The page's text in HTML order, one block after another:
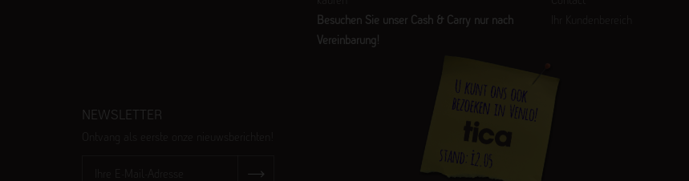
Besuchen Sie unser Cash & Carry nur nach
Vereinbarung!
NEWSLETTER